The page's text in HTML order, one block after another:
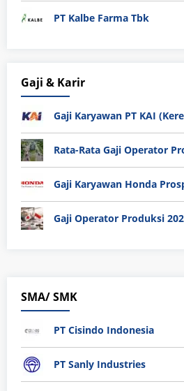
PT Kalbe Farma Tbk
Gaji & Karir
SMA/ SMK
PT Cisindo Indonesia
PT Sanly Industries